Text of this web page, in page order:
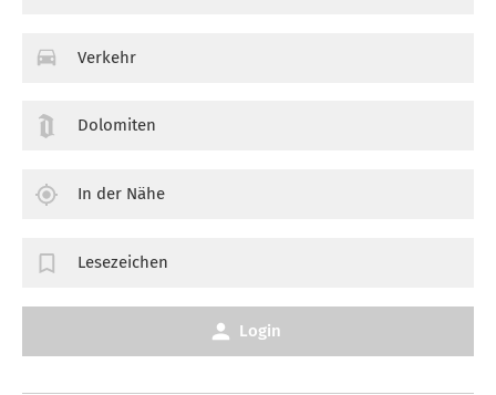
Verkehr
Dolomiten
In der Nähe
Lesezeichen
Login